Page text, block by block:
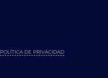
POLÍTICA DE PRIVACIDAD